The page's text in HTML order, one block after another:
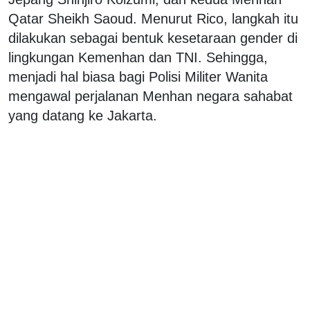
Qatar Sheikh Saoud. Menurut Rico, langkah itu
dilakukan sebagai bentuk kesetaraan gender di
lingkungan Kemenhan dan TNI. Sehingga,
menjadi hal biasa bagi Polisi Militer Wanita
mengawal perjalanan Menhan negara sahabat
yang datang ke Jakarta.